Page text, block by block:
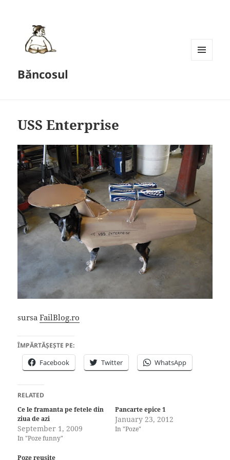
Băncosul
USS Enterprise
sursaFailBlog.ro
ÎMPĂRTĂȘEȘTE PE:
Facebook Twitter WhatsApp
RELATED
Ce le framanta pe fetele din
ziua de azi
September 1, 2009
In "Poze funny"
Pancarte epice 1
January 23, 2012
In "Poze"
Poze reusite